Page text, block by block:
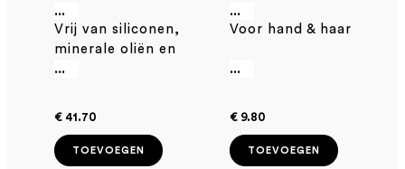
Scrub 250 ml -
natuurlijke scrub
voor hoofdhuid,
lichaam en gezicht
...
Vrij van siliconen,
minerale oliën en
parabenen
...
€ 41.70
TOEVOEGEN
Cream 30ml
...
Voor hand & haar
...
€ 9.80
TOEVOEGEN